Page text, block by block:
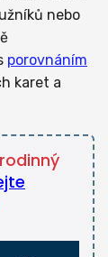
nebo
porovnáním
karet a